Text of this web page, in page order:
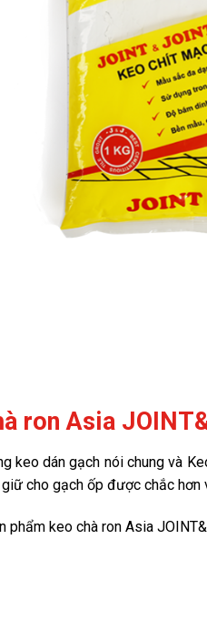
ron Asia
keo dán gạch nói chung và
giữ cho gạch ốp được chắc
phẩm keo chà ron Asia